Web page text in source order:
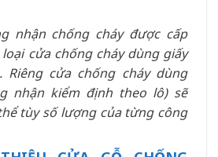
nhận chống cháy được cấp
cửa chống cháy dùng giấy
Riêng cửa chống cháy dùng
nhận kiểm định theo lô) sẽ
tùy số lượng của từng công